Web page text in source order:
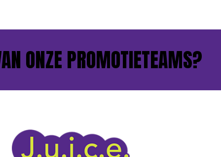
ONZE PROMOTIETEAMS?